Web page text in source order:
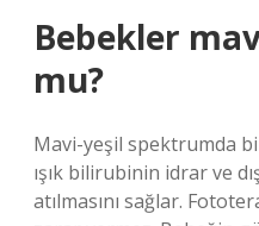
Bebekler
mu?
Mavi-yeşil spektrumda bir
ışık bilirubinin idrar ve
atılmasını sağlar.